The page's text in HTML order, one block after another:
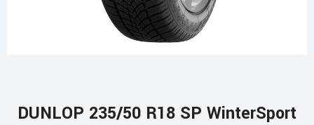
DUNLOP 235/50 R18 SP WinterSport